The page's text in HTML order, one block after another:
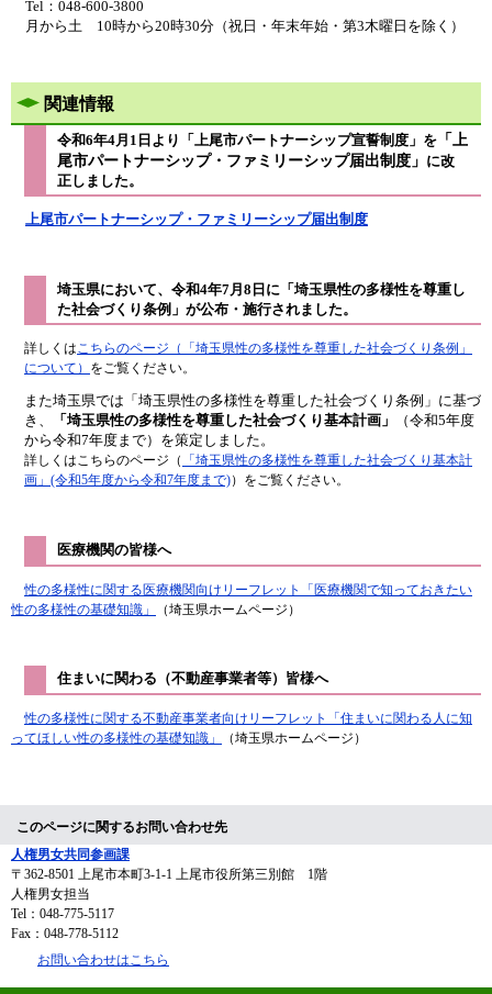
Tel：048-600-3800
月から土 10時から20時30分（祝日・年末年始・第3木曜日を除く）
関連情報
令和6年4月1日より「上尾市パートナーシップ宣誓制度」を 「上
尾市パートナーシップ・ファミリーシップ届出制度」 に改
正しました。
上尾市パートナーシップ・ファミリーシップ届出制度
埼玉県において、令和4年7月8日に 「埼玉県性の多様性を尊重し
た社会づくり条例」 が公布・施行されました。
詳しくはこちらのページ（「埼玉県性の多様性を尊重した社会づくり条例」
について） をご覧ください。
また埼玉県では「埼玉県性の多様性を尊重した社会づくり条例」に基づ
き、
「埼玉県性の多様性を尊重した社会づくり基本計画」
（令和5年度
から令和7年度まで​）を策定しました。
詳しくはこちらのページ（
「埼玉県性の多様性を尊重した社会づくり基本計
画」(令和5年度から令和7年度まで)​）をご覧ください。
医療機関の皆様へ
性の多様性に関する医療機関向けリーフレット「医療機関で知っておきたい
性の多様性の基礎知識」​
（埼玉県ホームページ）
住まいに関わる（不動産事業者等）皆様へ
性の多様性に関する不動産事業者向けリーフレット「住まいに関わる人に知
ってほしい性の多様性の基礎知識」
（埼玉県ホームページ）
このページに関するお問い合わせ先
人権男女共同参画課
〒362-8501
上尾市本町3-1-1 上尾市役所第三別館 1階
人権男女担当
Tel：048-775-5117
Fax：048-778-5112
お問い合わせはこちら